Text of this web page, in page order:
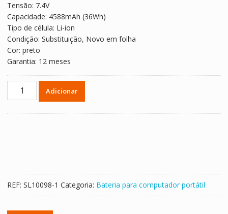
original
era:
€ 61.44.
é:
€ 40.96.
Tensão: 7.4V
Capacidade: 4588mAh (36Wh)
Tipo de célula: Li-ion
Condição: Substituição, Novo em folha
Cor: preto
Garantia: 12 meses
Quantidade
Adicionar
REF: SL10098-1 Categoria: Bateria para computador portátil